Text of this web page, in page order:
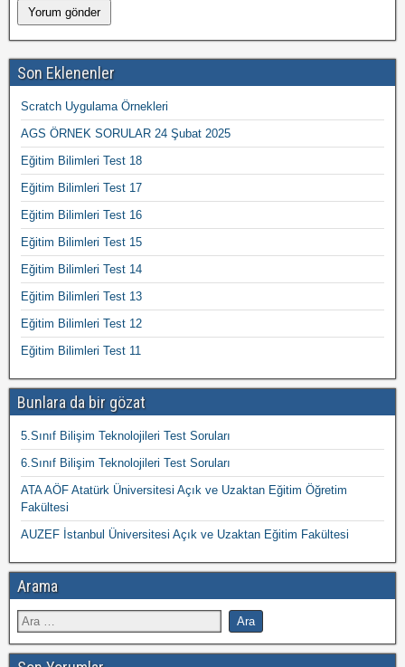
Son Eklenenler
Scratch Uygulama Örnekleri
AGS ÖRNEK SORULAR 24 Şubat 2025
Eğitim Bilimleri Test 18
Eğitim Bilimleri Test 17
Eğitim Bilimleri Test 16
Eğitim Bilimleri Test 15
Eğitim Bilimleri Test 14
Eğitim Bilimleri Test 13
Eğitim Bilimleri Test 12
Eğitim Bilimleri Test 11
Bunlara da bir gözat
5.Sınıf Bilişim Teknolojileri Test Soruları
6.Sınıf Bilişim Teknolojileri Test Soruları
ATA AÖF Atatürk Üniversitesi Açık ve Uzaktan Eğitim Öğretim
Fakültesi
AUZEF İstanbul Üniversitesi Açık ve Uzaktan Eğitim Fakültesi
Arama